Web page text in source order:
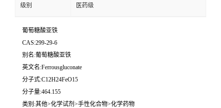
级别 医药级
葡萄糖酸亚铁
CAS:299-29-6
别名:葡萄糖酸亚铁
英文名:Ferrousgluconate
分子式:C12H24FeO15
分子量:464.155
类别:其他>化学试剂>手性化合物>化学药物